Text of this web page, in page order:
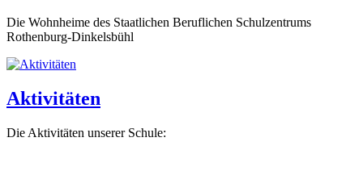
Die Wohnheime des Staatlichen Beruflichen Schulzentrums
Rothenburg-Dinkelsbühl
Aktivitäten
Die Aktivitäten unserer Schule: